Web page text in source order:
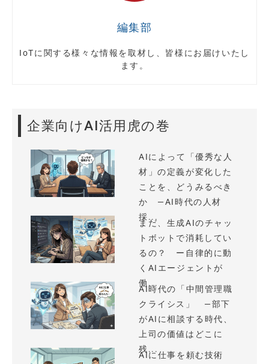
編集部
IoTに関する様々な情報を取材し、皆様にお届けいたし
ます。
企業向けAI活用虎の巻
AIによって「優秀な人
材」の定義が変化した
ことを、どうみるべき
か —AI時代の人材
採...
まだ、生成AIのチャッ
トボットで消耗してい
るの？ ー自律的に動
くAIエージェントが
働...
AI時代の「中間管理職
クライシス」 —部下
がAIに相談する時代、
上司の価値はどこに
残...
AIに仕事を頼む技術